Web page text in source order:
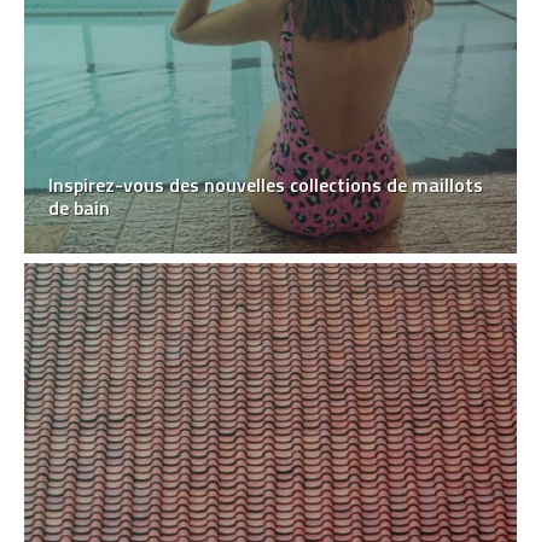
Inspirez-vous des nouvelles collections de maillots
de bain